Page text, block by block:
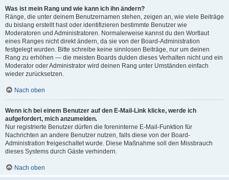
Was ist mein Rang und wie kann ich ihn ändern?
Ränge, die unter deinem Benutzernamen stehen, zeigen an, wie viele Beiträge
du bislang erstellt hast oder identifizieren bestimmte Benutzer wie
Moderatoren und Administratoren. Normalerweise kannst du den Wortlaut
eines Ranges nicht direkt ändern, da sie von der Board-Administration
festgelegt wurden. Bitte schreibe keine sinnlosen Beiträge, nur um deinen
Rang zu erhöhen — die meisten Boards dulden dieses Verhalten nicht und ein
Moderator oder Administrator wird deinen Rang unter Umständen einfach
wieder zurücksetzen.
Nach oben
Wenn ich bei einem Benutzer auf den E-Mail-Link klicke, werde ich
aufgefordert, mich anzumelden.
Nur registrierte Benutzer dürfen die foreninterne E-Mail-Funktion für
Nachrichten an andere Benutzer nutzen, falls diese von der Board-
Administration freigeschaltet wurde. Diese Maßnahme soll den Missbrauch
dieses Systems durch Gäste verhindern.
Nach oben